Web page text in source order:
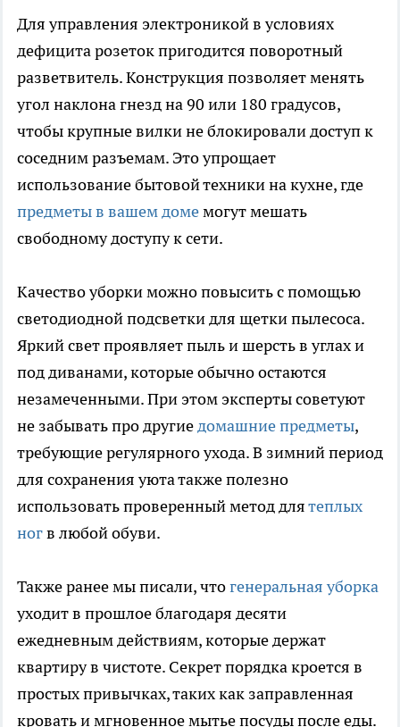
Для управления электроникой в условиях
дефицита розеток пригодится поворотный
разветвитель. Конструкция позволяет менять
угол наклона гнезд на 90 или 180 градусов,
чтобы крупные вилки не блокировали доступ к
соседним разъемам. Это упрощает
использование бытовой техники на кухне, где
предметы в вашем домемогут мешать
свободному доступу к сети.
Качество уборки можно повысить с помощью
светодиодной подсветки для щетки пылесоса.
Яркий свет проявляет пыль и шерсть в углах и
под диванами, которые обычно остаются
незамеченными. При этом эксперты советуют
не забывать про другиедомашние предметы,
требующие регулярного ухода. В зимний период
для сохранения уюта также полезно
использовать проверенный метод длятеплых
ногв любой обуви.
Также ранее мы писали, чтогенеральная уборка
уходит в прошлое благодаря десяти
ежедневным действиям, которые держат
квартиру в чистоте. Секрет порядка кроется в
простых привычках, таких как заправленная
кровать и мгновенное мытье посуды после еды.